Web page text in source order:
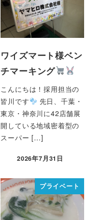
ワイズマート様ベン
チマーキング
こんにちは！採用担当の
皆川です
先日、千葉・
東京・神奈川に42店舗展
開している地域密着型の
スーパー […]
2026年7月31日
プライベート